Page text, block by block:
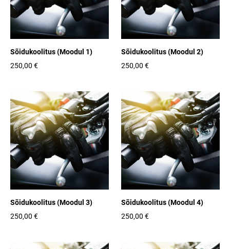
Sõidukoolitus (Moodul 1)
250,00 €
Sõidukoolitus (Moodul 2)
250,00 €
Sõidukoolitus (Moodul 3)
250,00 €
Sõidukoolitus (Moodul 4)
250,00 €